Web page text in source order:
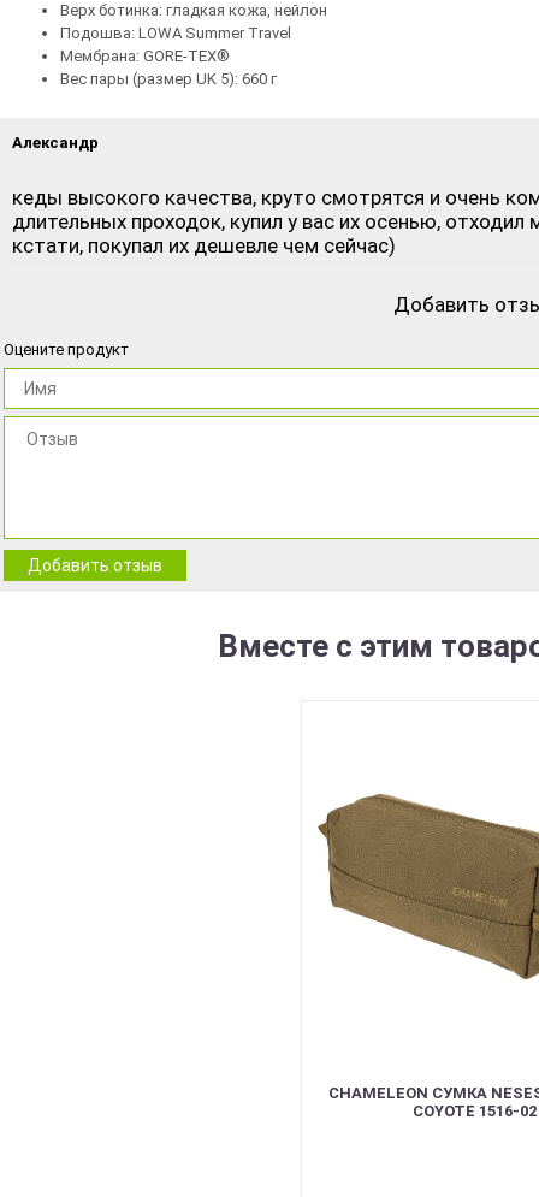
Верх ботинка: гладкая кожа, нейлон
Подошва: LOWA Summer Travel
Мембрана: GORE-TEX®
Вес пары (размер UK 5): 660 г
Александр
кеды высокого качества, круто смотрятся и очень
длительных проходок, купил у вас их осенью, отходил
кстати, покупал их дешевле чем сейчас)
Добавить
Оцените продукт
Добавить отзыв
Вместе с этим
CHAMELEON СУМКА
COYOTE 1516-02